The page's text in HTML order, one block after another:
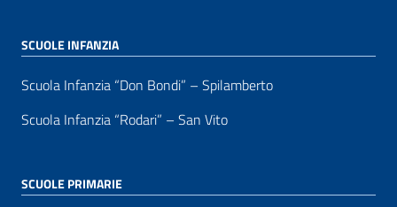
SCUOLE INFANZIA
Scuola Infanzia “Don Bondi” – Spilamberto
Scuola Infanzia “Rodari” – San Vito
SCUOLE PRIMARIE